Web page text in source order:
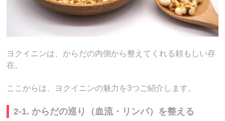
ヨクイニンは、からだの内側から整えてくれる頼もしい存
在。
ここからは、ヨクイニンの魅力を3つご紹介します。
2-1. からだの巡り（血流・リンパ）を整える